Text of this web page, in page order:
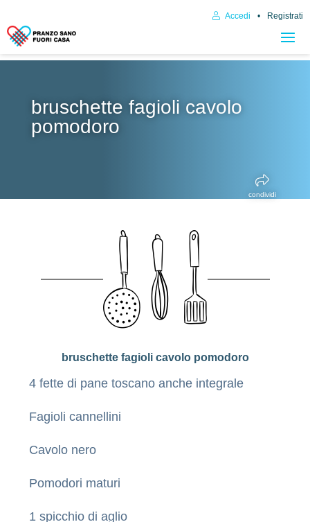
Accedi Registrati
bruschette fagioli cavolo
pomodoro
condividi
bruschette fagioli cavolo pomodoro
4 fette di pane toscano anche integrale
Fagioli cannellini
Cavolo nero
Pomodori maturi
1 spicchio di aglio